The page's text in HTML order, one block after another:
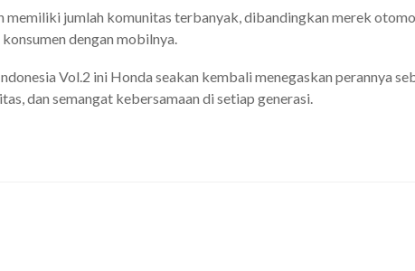
memiliki jumlah komunitas terbanyak, dibandingkan merek
dengan mobilnya.
Vol.2 ini Honda seakan kembali menegaskan perannya
dan semangat kebersamaan di setiap generasi.